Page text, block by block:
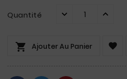
Quantité
 Ajouter Au Panier 